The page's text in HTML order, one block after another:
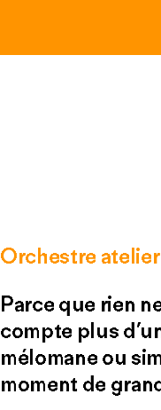
Orchestre
Parce que rien
compte plus
mélomane ou
moment de